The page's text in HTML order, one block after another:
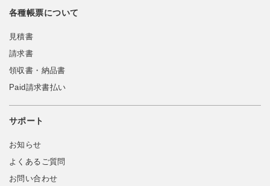
各種帳票について
見積書
請求書
領収書・納品書
Paid請求書払い
サポート
お知らせ
よくあるご質問
お問い合わせ